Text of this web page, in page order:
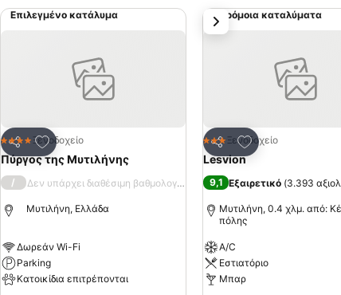
Επιλεγμένο κατάλυμα
Κοινοποίηση
Προσθήκη στα αγαπημένα
4 ΑστέριαΞενοδοχείο
Πύργος της Μυτιλήνης
/ Δεν υπάρχει διαθέσιμη βαθμολογία
Μυτιλήνη, Ελλάδα
Δωρεάν Wi-Fi
Parking
Κατοικίδια επιτρέπονται
Παρόμοια καταλύματα
Κοινοποίηση
Προσθήκη στα
3 ΑστέριαΞενοδοχείο
Lesvion
9,1 Εξαιρετικό (3.393
Μυτιλήνη, 0.4 χλμ. από:
πόλης
A/C
Εστιατόριο
Μπαρ
επόμενο